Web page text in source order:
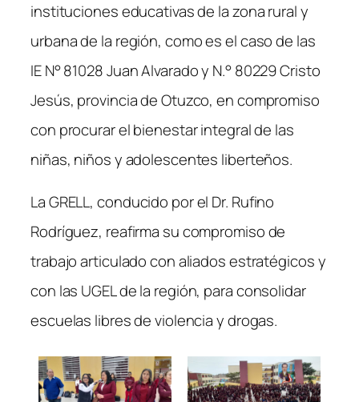
instituciones educativas de la zona rural y
urbana de la región, como es el caso de las
IE N° 81028 Juan Alvarado y N.° 80229 Cristo
Jesús, provincia de Otuzco, en compromiso
con procurar el bienestar integral de las
niñas, niños y adolescentes liberteños.
La GRELL, conducido por el Dr. Rufino
Rodríguez, reafirma su compromiso de
trabajo articulado con aliados estratégicos y
con las UGEL de la región, para consolidar
escuelas libres de violencia y drogas.